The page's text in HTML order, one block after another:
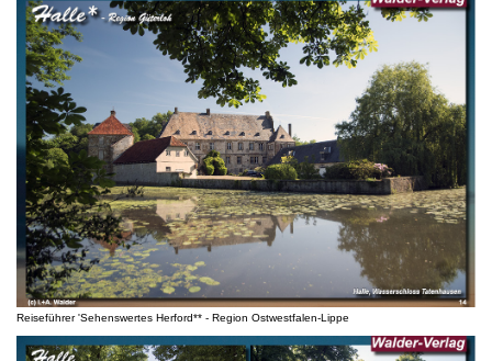
Reiseführer 'Sehenswertes Herford** - Region Ostwestfalen-Lippe